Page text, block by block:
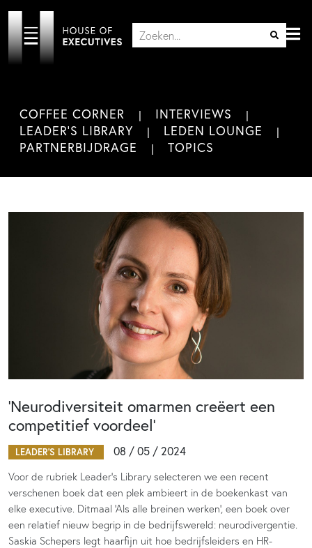
COFFEE CORNER
INTERVIEWS
LEADER'S LIBRARY
LEDEN LOUNGE
PARTNERBIJDRAGE
TOPICS
‘Neurodiversiteit omarmen creëert een
competitief voordeel’
LEADER'S LIBRARY 08 / 05 / 2024
Voor de rubriek Leader’s Library selecteren we een recent
verschenen boek dat een plek ambieert in de boekenkast van
elke executive. Ditmaal ‘Als alle breinen werken’, een boek over
een relatief nieuw begrip in de bedrijfswereld: neurodivergentie.
Saskia Schepers legt haarfijn uit hoe bedrijfsleiders en HR-